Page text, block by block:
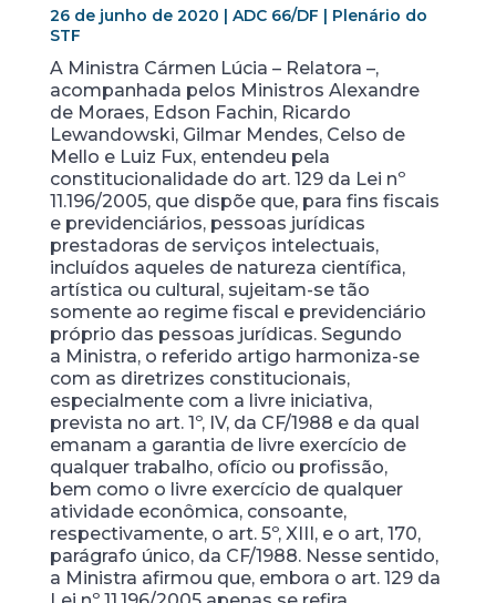
26 de junho de 2020 | ADC 66/DF | Plenário do
STF
A Ministra Cármen Lúcia – Relatora –,
acompanhada pelos Ministros Alexandre
de Moraes, Edson Fachin, Ricardo
Lewandowski, Gilmar Mendes, Celso de
Mello e Luiz Fux, entendeu pela
constitucionalidade do art. 129 da Lei nº
11.196/2005, que dispõe que, para fins fiscais
e previdenciários, pessoas jurídicas
prestadoras de serviços intelectuais,
incluídos aqueles de natureza científica,
artística ou cultural, sujeitam-se tão
somente ao regime fiscal e previdenciário
próprio das pessoas jurídicas. Segundo
a Ministra, o referido artigo harmoniza-se
com as diretrizes constitucionais,
especialmente com a livre iniciativa,
prevista no art. 1º, IV, da CF/1988 e da qual
emanam a garantia de livre exercício de
qualquer trabalho, ofício ou profissão,
bem como o livre exercício de qualquer
atividade econômica, consoante,
respectivamente, o art. 5º, XIII, e o art, 170,
parágrafo único, da CF/1988. Nesse sentido,
a Ministra afirmou que, embora o art. 129 da